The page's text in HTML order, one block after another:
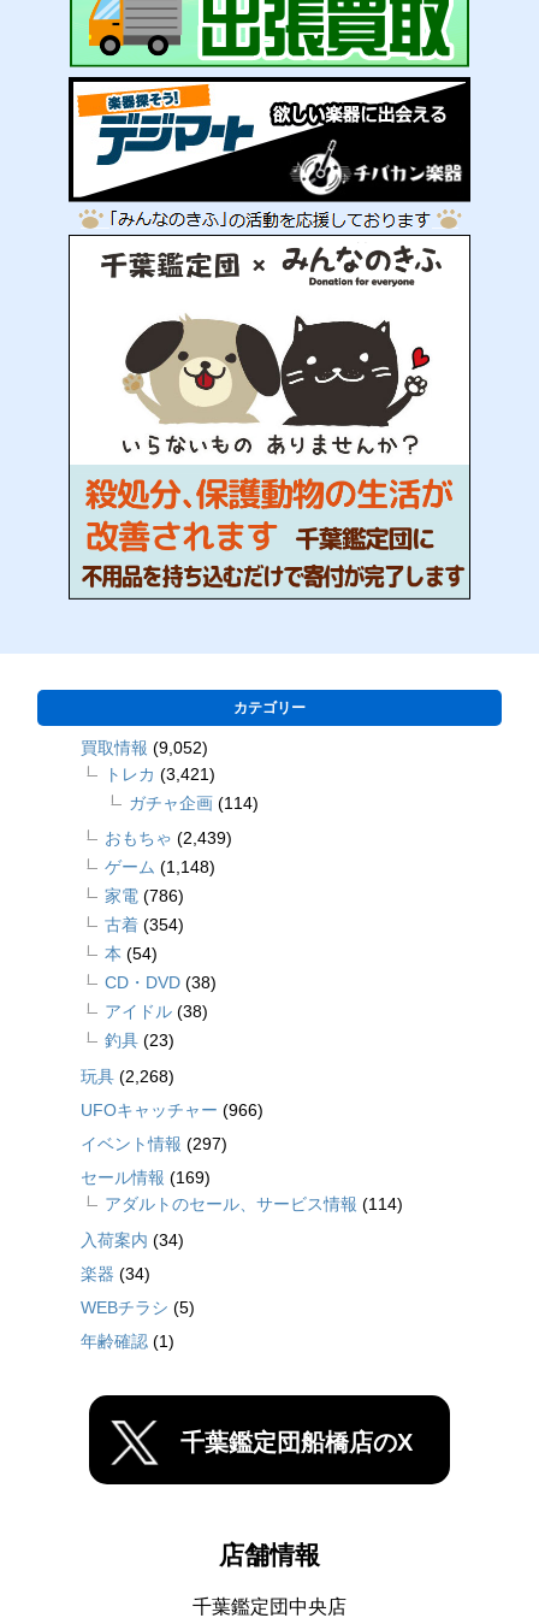
カテゴリー
買取情報 (9,052)
トレカ (3,421)
ガチャ企画 (114)
おもちゃ (2,439)
ゲーム (1,148)
家電 (786)
古着 (354)
本 (54)
CD・DVD (38)
アイドル (38)
釣具 (23)
玩具 (2,268)
UFOキャッチャー (966)
イベント情報 (297)
セール情報 (169)
アダルトのセール、サービス情報 (114)
入荷案内 (34)
楽器 (34)
WEBチラシ (5)
年齢確認 (1)
千葉鑑定団船橋店のX
店舗情報
千葉鑑定団中央店